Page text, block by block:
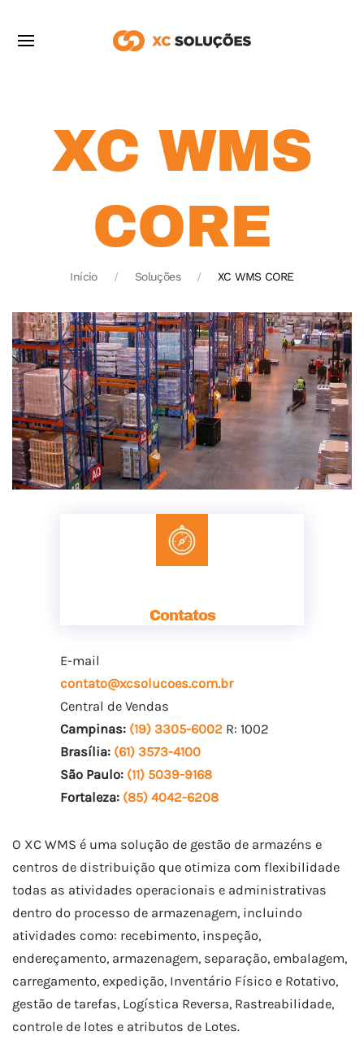
XC WMS
CORE
Início Soluções XC WMS CORE
Contatos
E-mail
contato@xcsolucoes.com.br
Central de Vendas
Campinas: (19) 3305-6002 R: 1002
Brasília: (61) 3573-4100
São Paulo: (11) 5039-9168
Fortaleza: (85) 4042-6208
O XC WMS é uma solução de gestão de armazéns e
centros de distribuição que otimiza com flexibilidade
todas as atividades operacionais e administrativas
dentro do processo de armazenagem, incluindo
atividades como: recebimento, inspeção,
endereçamento, armazenagem, separação, embalagem,
carregamento, expedição, Inventário Físico e Rotativo,
gestão de tarefas, Logística Reversa, Rastreabilidade,
controle de lotes e atributos de Lotes.